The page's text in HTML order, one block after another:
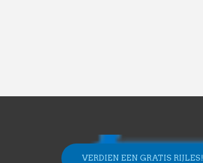
VERDIEN EEN GRATIS RIJLES!